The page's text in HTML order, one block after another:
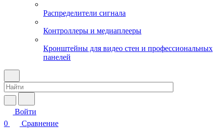
Распределители сигнала
Контроллеры и медиаплееры
Кронштейны для видео стен и профессиональных
панелей
Войти
0
Сравнение